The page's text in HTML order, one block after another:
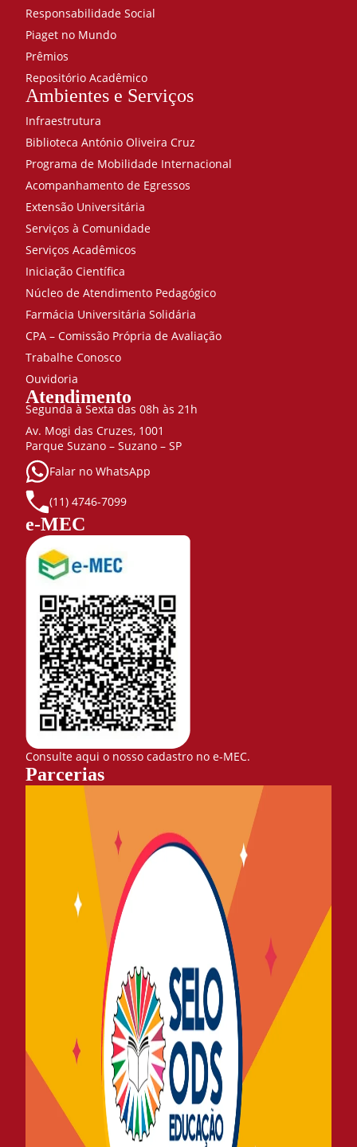
Responsabilidade Social
Piaget no Mundo
Prêmios
Repositório Acadêmico
Ambientes e Serviços
Infraestrutura
Biblioteca António Oliveira Cruz
Programa de Mobilidade Internacional
Acompanhamento de Egressos
Extensão Universitária
Serviços à Comunidade
Serviços Acadêmicos
Iniciação Científica
Núcleo de Atendimento Pedagógico
Farmácia Universitária Solidária
CPA – Comissão Própria de Avaliação
Trabalhe Conosco
Ouvidoria
Atendimento
Segunda à Sexta das 08h às 21h
Av. Mogi das Cruzes, 1001
Parque Suzano – Suzano – SP
Falar no WhatsApp
(11) 4746-7099
e-MEC
Consulte aqui o nosso cadastro no e-MEC.
Parcerias